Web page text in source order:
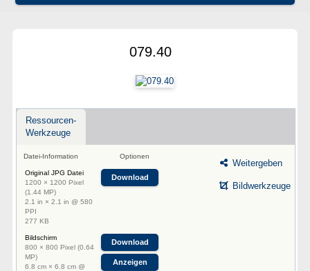
079.40
Ressourcen-
Werkzeuge
Datei-Information Optionen
Original JPG Datei
1200 × 1200 Pixel
(1.44 MP)
2.1 in × 2.1 in @ 580
PPI
277 KB
Download
Bildschirm
800 × 800 Pixel (0.64
MP)
6.8 cm × 6.8 cm @
Download
Anzeigen
Weitergeben
Bildwerkzeuge